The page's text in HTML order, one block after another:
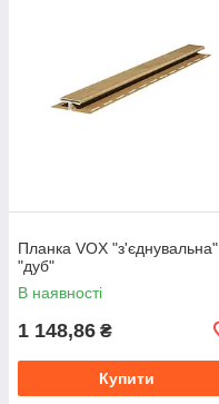
Планка VOX "з'єднувальна"
"дуб"
В наявності
1 148,86 ₴
Купити